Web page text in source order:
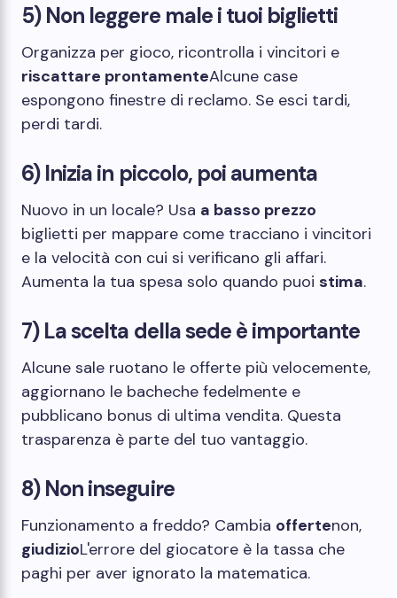
5) Non leggere male i tuoi biglietti
Organizza per gioco, ricontrolla i vincitori e
riscattare prontamenteAlcune case
espongono finestre di reclamo. Se esci tardi,
perdi tardi.
6) Inizia in piccolo, poi aumenta
Nuovo in un locale? Usa a basso prezzo
biglietti per mappare come tracciano i vincitori
e la velocità con cui si verificano gli affari.
Aumenta la tua spesa solo quando puoi stima.
7) La scelta della sede è importante
Alcune sale ruotano le offerte più velocemente,
aggiornano le bacheche fedelmente e
pubblicano bonus di ultima vendita. Questa
trasparenza è parte del tuo vantaggio.
8) Non inseguire
Funzionamento a freddo? Cambia offertenon,
giudizioL'errore del giocatore è la tassa che
paghi per aver ignorato la matematica.